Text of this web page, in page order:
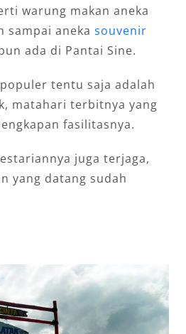
warung makan aneka
sampai aneka souvenir
ada di Pantai Sine.
tentu saja adalah
matahari terbitnya yang
fasilitasnya.
juga terjaga,
yang datang sudah